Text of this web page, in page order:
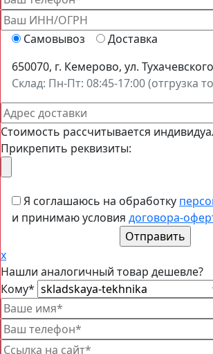
Самовывоз
Доставка
650070, г. Кемерово, ул.
Склад: Пн-Пт: 08:45-17:00 (отгрузка
Cтоимость рассчитывается
Прикрепить реквизиты:
Я соглашаюсь на обработку
и принимаю условия договора-
x
Нашли аналогичный товар дешевле?
Кому*